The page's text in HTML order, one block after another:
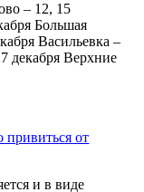
– 12, 15
Большая
Васильевка –
декабря Верхние
от
и в виде